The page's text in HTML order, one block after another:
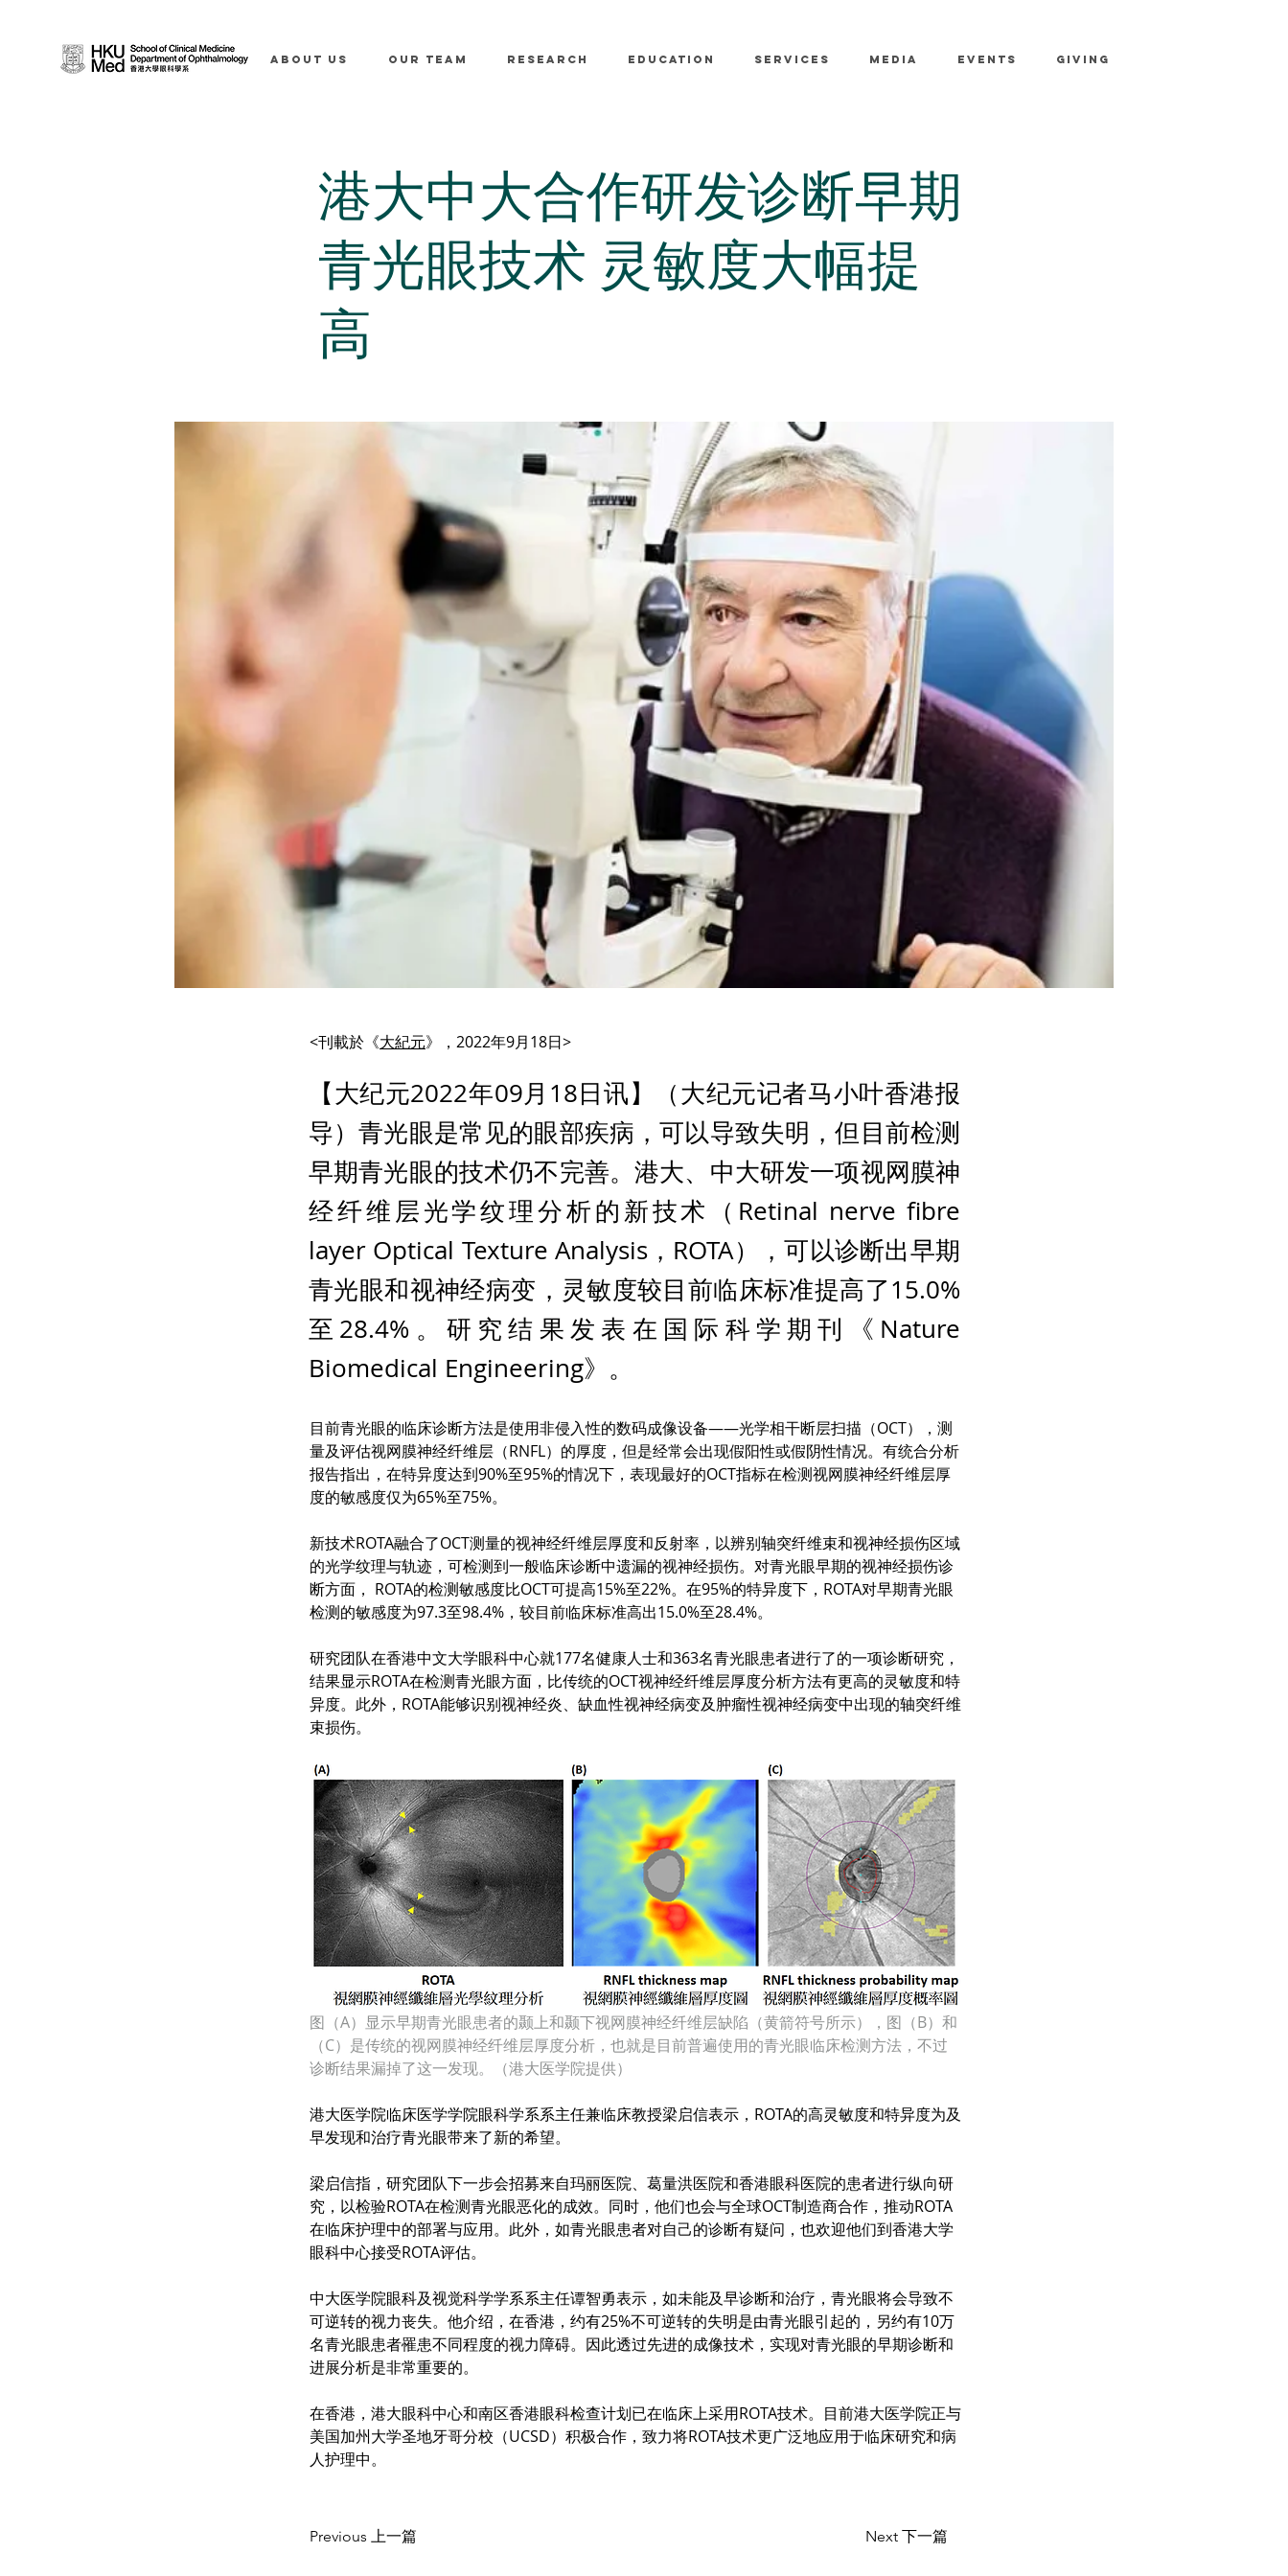
ABOUT US OUR TEAM RESEARCH EDUCATION SERVICES MEDIA EVENTS GIVING
港大中大合作研发诊断早期
青光眼技术 灵敏度大幅提
高
<刊載於《大紀元》，2022年9月18日>
【大纪元2022年09月18日讯】（大纪元记者马小叶香港报
导）青光眼是常见的眼部疾病，可以导致失明，但目前检测
早期青光眼的技术仍不完善。港大、中大研发一项视网膜神
经纤维层光学纹理分析的新技术（Retinal nerve fibre
layer Optical Texture Analysis，ROTA），可以诊断出早期
青光眼和视神经病变，灵敏度较目前临床标准提高了15.0%
至28.4%。研究结果发表在国际科学期刊《Nature
Biomedical Engineering》。
目前青光眼的临床诊断方法是使用非侵入性的数码成像设备——光学相干断层扫描（OCT），测
量及评估视网膜神经纤维层（RNFL）的厚度，但是经常会出现假阳性或假阴性情况。有统合分析
报告指出，在特异度达到90%至95%的情况下，表现最好的OCT指标在检测视网膜神经纤维层厚
度的敏感度仅为65%至75%。
新技术ROTA融合了OCT测量的视神经纤维层厚度和反射率，以辨别轴突纤维束和视神经损伤区域
的光学纹理与轨迹，可检测到一般临床诊断中遗漏的视神经损伤。对青光眼早期的视神经损伤诊
断方面， ROTA的检测敏感度比OCT可提高15%至22%。在95%的特异度下，ROTA对早期青光眼
检测的敏感度为97.3至98.4%，较目前临床标准高出15.0%至28.4%。
研究团队在香港中文大学眼科中心就177名健康人士和363名青光眼患者进行了的一项诊断研究，
结果显示ROTA在检测青光眼方面，比传统的OCT视神经纤维层厚度分析方法有更高的灵敏度和特
异度。此外，ROTA能够识别视神经炎、缺血性视神经病变及肿瘤性视神经病变中出现的轴突纤维
束损伤。
图（A）显示早期青光眼患者的颞上和颞下视网膜神经纤维层缺陷（黄箭符号所示），图（B）和
（C）是传统的视网膜神经纤维层厚度分析，也就是目前普遍使用的青光眼临床检测方法，不过
诊断结果漏掉了这一发现。（港大医学院提供）
港大医学院临床医学学院眼科学系系主任兼临床教授梁启信表示，ROTA的高灵敏度和特异度为及
早发现和治疗青光眼带来了新的希望。
梁启信指，研究团队下一步会招募来自玛丽医院、葛量洪医院和香港眼科医院的患者进行纵向研
究，以检验ROTA在检测青光眼恶化的成效。同时，他们也会与全球OCT制造商合作，推动ROTA
在临床护理中的部署与应用。此外，如青光眼患者对自己的诊断有疑问，也欢迎他们到香港大学
眼科中心接受ROTA评估。
中大医学院眼科及视觉科学学系系主任谭智勇表示，如未能及早诊断和治疗，青光眼将会导致不
可逆转的视力丧失。他介绍，在香港，约有25%不可逆转的失明是由青光眼引起的，另约有10万
名青光眼患者罹患不同程度的视力障碍。因此透过先进的成像技术，实现对青光眼的早期诊断和
进展分析是非常重要的。
在香港，港大眼科中心和南区香港眼科检查计划已在临床上采用ROTA技术。目前港大医学院正与
美国加州大学圣地牙哥分校（UCSD）积极合作，致力将ROTA技术更广泛地应用于临床研究和病
人护理中。
Previous 上一篇 Next 下一篇